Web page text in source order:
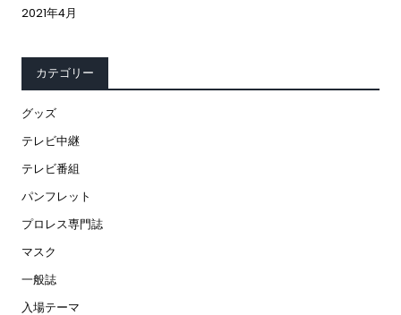
2021年4月
カテゴリー
グッズ
テレビ中継
テレビ番組
パンフレット
プロレス専門誌
マスク
一般誌
入場テーマ